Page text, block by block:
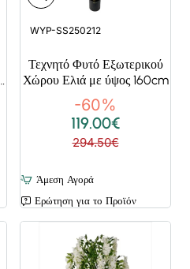
WYP-SS250212
Τεχνητό Φυτό Εξωτερικού
Χώρου Ελιά με ύψος 160cm
-60%
119.00€
294.50€
Άμεση Αγορά
Ερώτηση για το Προϊόν